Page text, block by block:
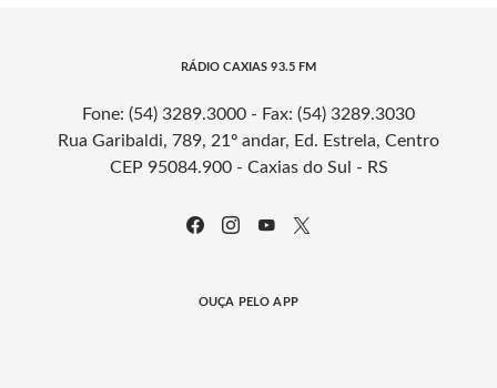
RÁDIO CAXIAS 93.5 FM
Fone: (54) 3289.3000 - Fax: (54) 3289.3030
Rua Garibaldi, 789, 21º andar, Ed. Estrela, Centro
CEP 95084.900 - Caxias do Sul - RS
OUÇA PELO APP